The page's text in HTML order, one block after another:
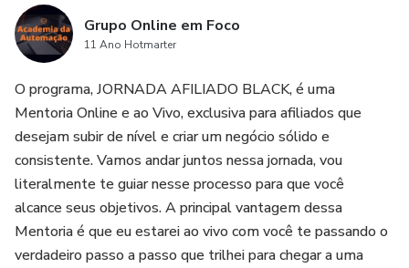
Grupo Online em Foco
11 Ano Hotmarter
O programa, JORNADA AFILIADO BLACK, é uma
Mentoria Online e ao Vivo, exclusiva para afiliados que
desejam subir de nível e criar um negócio sólido e
consistente. Vamos andar juntos nessa jornada, vou
literalmente te guiar nesse processo para que você
alcance seus objetivos. A principal vantagem dessa
Mentoria é que eu estarei ao vivo com você te passando o
verdadeiro passo a passo que trilhei para chegar a uma